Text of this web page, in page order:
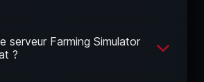
serveur Farming Simulator
?